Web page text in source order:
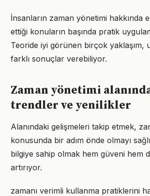
İnsanların zaman yönetimi hakkında
ettiği konuların başında pratik
Teoride iyi görünen birçok yaklaşım,
farklı sonuçlar verebiliyor.
Zaman yönetimi
trendler ve yenilikler
Alanındaki gelişmeleri takip etmek,
konusunda bir adım önde olmayı
bilgiye sahip olmak hem güveni hem
artırıyor.
zamanı verimli kullanma pratiklerini